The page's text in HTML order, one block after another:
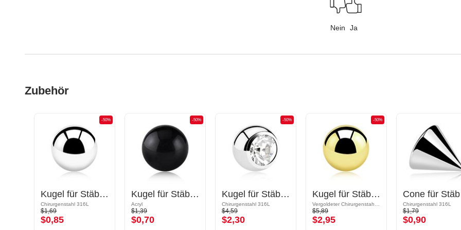
Nein Ja
Zubehör
-50%
Kugel für Stäbe mit Gewinde (Chirurgenstahl, silber, glänzend)
Chirurgenstahl 316L
$1,69
$0,85
-50%
Kugel für Stäbe mit Gewinde (Acryl, mehrere Farben)
Acryl
$1,39
$0,70
-50%
Kugel für Stäbe mit Gewinde (Chirurgenstahl, silber, glänzend) mit Kristallstein
Chirurgenstahl 316L
$4,59
$2,30
-50%
Kugel für Stäbe mit Gewinde (Chirurgenstahl, gold, glänzend)
$5,89
$2,95
Chirurgenstahl 316L
$1,79
$0,90